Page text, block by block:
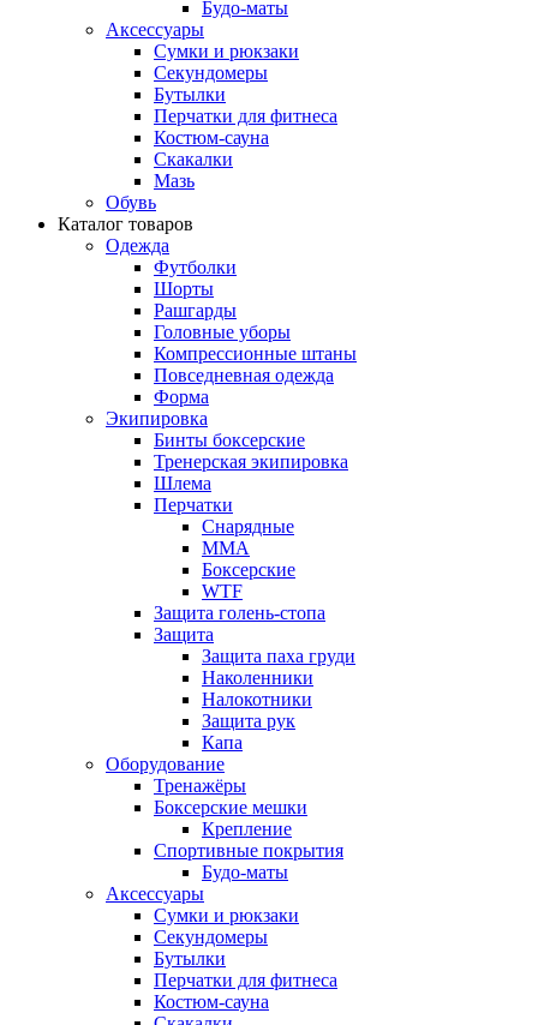
Будо-маты
Аксессуары
Сумки и рюкзаки
Секундомеры
Бутылки
Перчатки для фитнеса
Костюм-сауна
Скакалки
Мазь
Обувь
Каталог товаров
Одежда
Футболки
Шорты
Рашгарды
Головные уборы
Компрессионные штаны
Повседневная одежда
Форма
Экипировка
Бинты боксерские
Тренерская экипировка
Шлема
Перчатки
Снарядные
ММА
Боксерские
WTF
Защита голень-стопа
Защита
Защита паха груди
Наколенники
Налокотники
Защита рук
Капа
Оборудование
Тренажёры
Боксерские мешки
Крепление
Спортивные покрытия
Будо-маты
Аксессуары
Сумки и рюкзаки
Секундомеры
Бутылки
Перчатки для фитнеса
Костюм-сауна